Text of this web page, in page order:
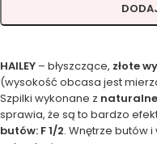
HAILEY – błyszczące, złote
(wysokość obcasa jest
Szpilki wykonane z
sprawia, że są to bardzo
butów: F 1/2. Wnętrze butów